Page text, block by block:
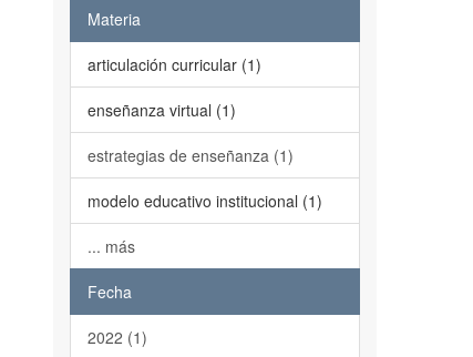
Materia
articulación curricular (1)
enseñanza virtual (1)
estrategias de enseñanza (1)
modelo educativo institucional (1)
... más
Fecha
2022 (1)